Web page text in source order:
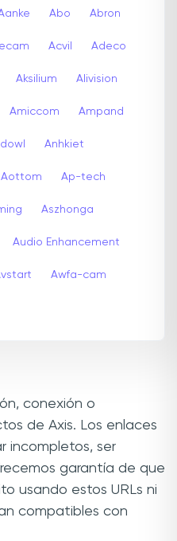
Abo Abron
Acvil Adeco
Aksilium Alivision
Amiccom Ampand
Anhkiet
Aottom Ap-tech
Aszhonga
Audio Enhancement
Awfa-cam
conexión o
de Axis. Los enlaces
incompletos, ser
garantía de que
usando estos URLs ni
compatibles con